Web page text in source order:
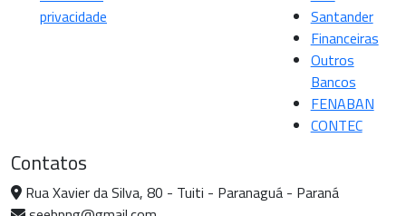
privacidade
Santander
Financeiras
Outros
Bancos
FENABAN
CONTEC
Contatos
Rua Xavier da Silva, 80 - Tuiti - Paranaguá - Paraná